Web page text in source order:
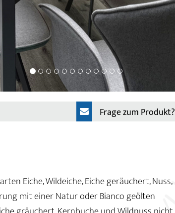
Frage zum Produkt?
Eiche, Wildeiche, Eiche geräuchert, Nuss,
mit einer Natur oder Bianco geölten